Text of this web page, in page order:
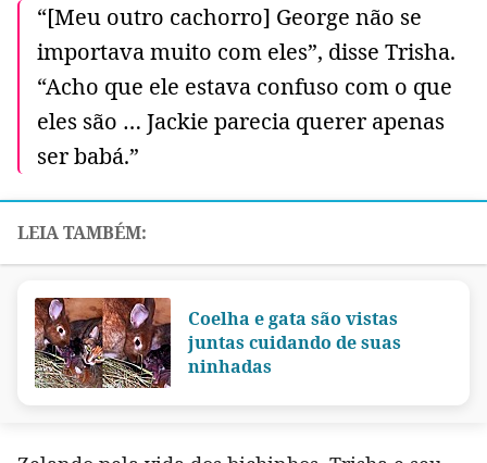
“[Meu outro cachorro] George não se
importava muito com eles”, disse Trisha.
“Acho que ele estava confuso com o que
eles são … Jackie parecia querer apenas
ser babá.”
Coelha e gata são vistas
juntas cuidando de suas
ninhadas